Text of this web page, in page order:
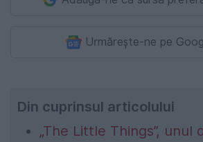
Urmărește-ne pe
Din cuprinsul articolului
„The Little Things”, unul